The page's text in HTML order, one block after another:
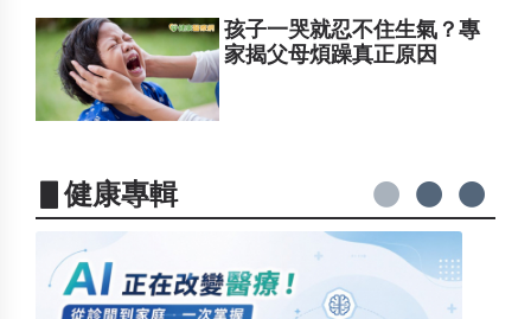
孩子一哭就忍不住生氣？專
家揭父母煩躁真正原因
▋健康專輯